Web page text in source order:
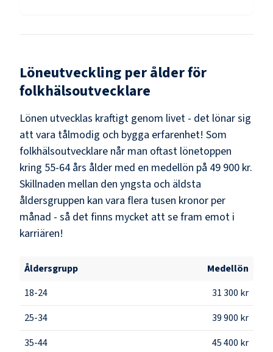
Löneutveckling per ålder för
folkhälsoutvecklare
Lönen utvecklas kraftigt genom livet - det lönar sig
att vara tålmodig och bygga erfarenhet! Som
folkhälsoutvecklare når man oftast lönetoppen
kring 55-64 års ålder med en medellön på 49 900 kr.
Skillnaden mellan den yngsta och äldsta
åldersgruppen kan vara flera tusen kronor per
månad - så det finns mycket att se fram emot i
karriären!
Åldersgrupp
Medellön
18-24
31 300 kr
25-34
39 900 kr
35-44
45 400 kr